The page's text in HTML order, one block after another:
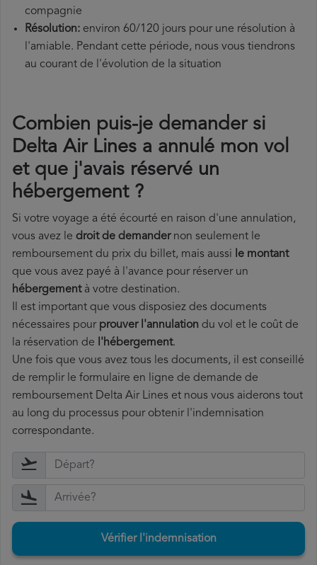
compagnie
Résolution: environ 60/120 jours pour une résolution à
l'amiable. Pendant cette période, nous vous tiendrons
au courant de l'évolution de la situation
Combien puis-je demander si
Delta Air Lines a annulé mon vol
et que j'avais réservé un
hébergement ?
Si votre voyage a été écourté en raison d'une annulation,
vous avez le droit de demandernon seulement le
remboursement du prix du billet, mais aussi le montant
que vous avez payé à l'avance pour réserver un
hébergementà votre destination.
Il est important que vous disposiez des documents
nécessaires pour prouver l'annulation du vol et le coût de
la réservation de l'hébergement.
Une fois que vous avez tous les documents, il est conseillé
de remplir le formulaire en ligne de demande de
remboursement Delta Air Lines et nous vous aiderons tout
au long du processus pour obtenir l'indemnisation
correspondante.
Vérifier l'indemnisation